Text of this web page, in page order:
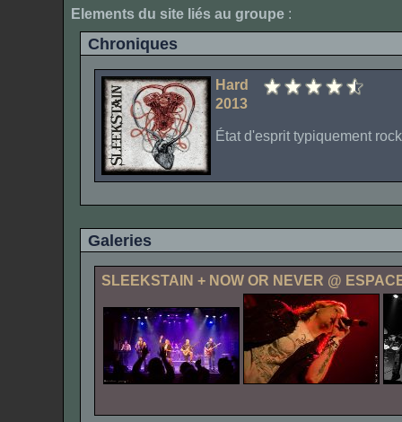
Elements du site liés au groupe :
Chroniques
Hard
2013
État d'esprit typiquement
Galeries
SLEEKSTAIN + NOW OR NEVER @